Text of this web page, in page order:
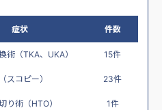
症状 件数
術（TKA、UKA） 15件
スコピー） 23件
り術（HTO） 1件